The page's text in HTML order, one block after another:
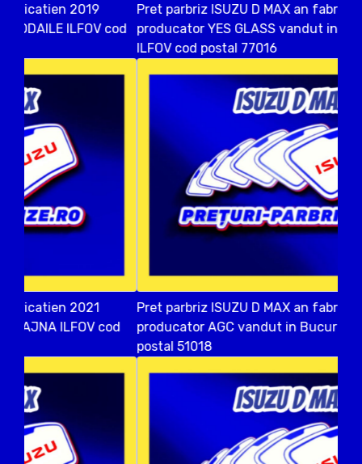
Pret parbriz ISUZU D MAX an fabricatien 2016
producator YES GLASS vandut in DUMBRAVENI
ILFOV cod postal 77016
Pret parbriz ISUZU D MAX an fabricatien 2019
producator AGC vandut in Bucuresti SECTOR 5 cod